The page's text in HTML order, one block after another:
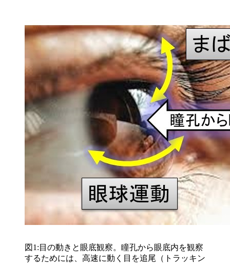
図1:目の動きと眼底観察。瞳孔から眼底内を観察
するためには、高速に動く目を追尾（トラッキン